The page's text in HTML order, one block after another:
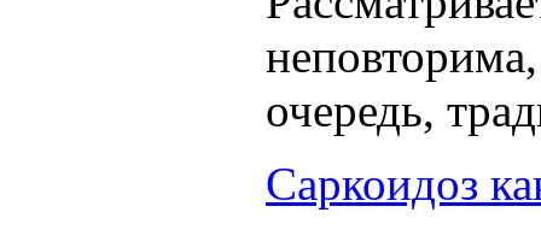
очередь,
Саркоидоз